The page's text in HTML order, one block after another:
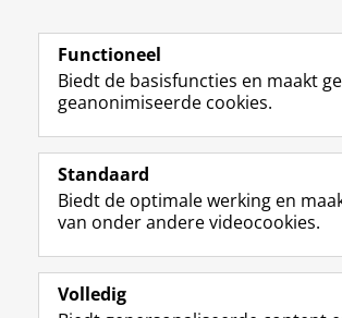
deelname telt, dus ook die van u
Volg de RUG
F
a
e
b
o
L
i
k
e
I
R
S
-
f
e
Studiekiezers
Alumni
Functioneel
Biedt de basisfuncties en maakt
geanonimiseerde cookies.
Standaard
Biedt de optimale werking en
van onder andere videocookies.
Volledig